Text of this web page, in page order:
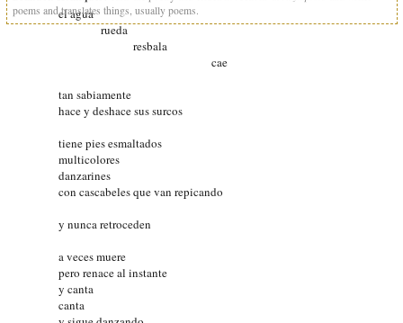
el agua
rueda
resbala
cae
tan sabiamente
hace y deshace sus surcos
tiene pies esmaltados
multicolores
danzarines
con cascabeles que van repicando
y nunca retroceden
a veces muere
pero renace al instante
y canta
canta
poems and translates things, usually poems.